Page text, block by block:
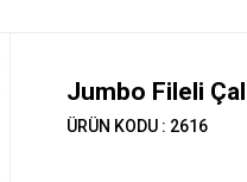
Jumbo Fileli
ÜRÜN KODU : 2616